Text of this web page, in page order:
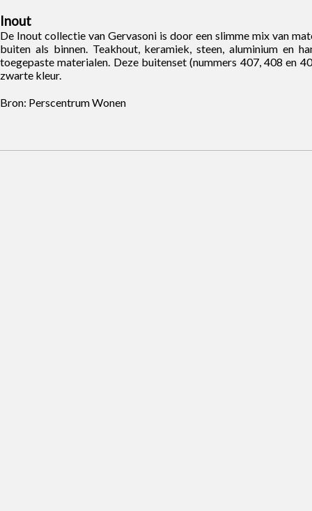
Inout
De Inout collectie van Gervasoni is door een slimme mix van
buiten als binnen. Teakhout, keramiek, steen, aluminium en
toegepaste materialen. Deze buitenset (nummers 407, 408 en
zwarte kleur.
Bron: Perscentrum Wonen